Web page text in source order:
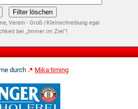
Verein - Groß-/Kleinschreibung egal
bei „Immer im Ziel“!
durch Mika timing